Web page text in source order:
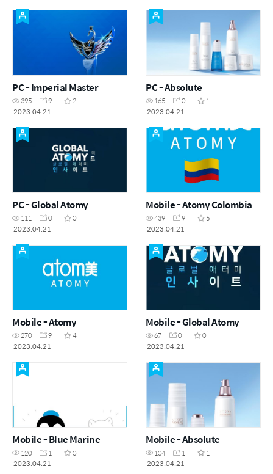
PC - Imperial Master
395 9
2
2023.04.21
PC - Absolute
165 0
1
2023.04.21
PC - Global Atomy
111 0
0
2023.04.21
Mobile - Atomy Colombia
439 9
5
2023.04.21
Mobile - Atomy
270 9
4
2023.04.21
Mobile - Global Atomy
67 0
0
2023.04.21
Mobile - Blue Marine
120 1
0
2023.04.21
Mobile - Absolute
104 1
1
2023.04.21